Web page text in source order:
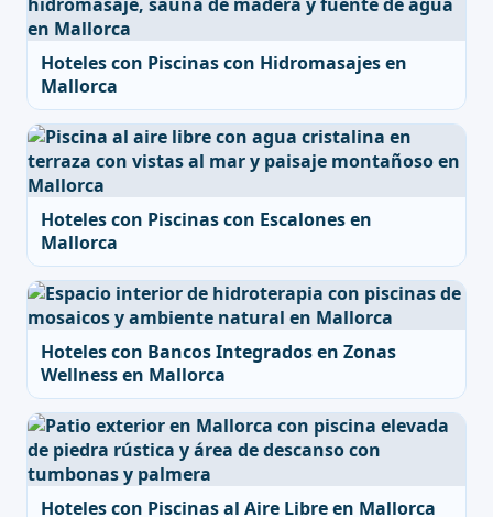
Hoteles con Piscinas con Hidromasajes en
Mallorca
Hoteles con Piscinas con Escalones en
Mallorca
Hoteles con Bancos Integrados en Zonas
Wellness en Mallorca
Hoteles con Piscinas al Aire Libre en Mallorca